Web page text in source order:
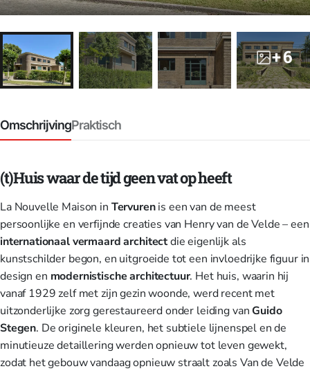
+ 6
OmschrijvingPraktisch
(t)Huis waar de tijd geen vat op heeft
La Nouvelle Maison in Tervurenis een van de meest
persoonlijke en verfijnde creaties van Henry van de Velde – een
internationaal vermaard architectdie eigenlijk als
kunstschilder begon, en uitgroeide tot een invloedrijke figuur in
design en modernistische architectuur. Het huis, waarin hij
vanaf 1929 zelf met zijn gezin woonde, werd recent met
uitzonderlijke zorg gerestaureerd onder leiding vanGuido
Stegen. De originele kleuren, het subtiele lijnenspel en de
minutieuze detaillering werden opnieuw tot leven gewekt,
zodat het gebouw vandaag opnieuw straalt zoals Van de Velde